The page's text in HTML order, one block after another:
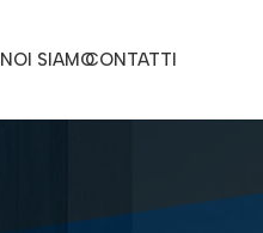
NOI SIAMOCONTATTI